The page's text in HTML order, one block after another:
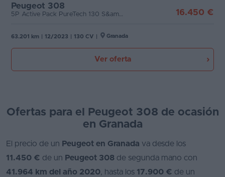
Peugeot 308
5P Active Pack PureTech 130 S&amp;S MAN 16.450 €
63.201 km 12/2023 130 CV Granada
Ver oferta
Ofertas para el Peugeot 308 de ocasión
en Granada
El precio de un Peugeot en Granada va desde los
11.450 € de un Peugeot 308 de segunda mano con
41.964 km del año 2020, hasta los 17.900 € de un